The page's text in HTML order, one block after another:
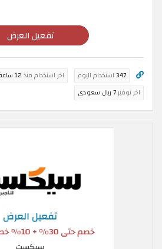
تفعيل العرض
347 استخدام اليوم اخر استخدام منذ 12 ساعة
اخر توفير7 ريال سعودي